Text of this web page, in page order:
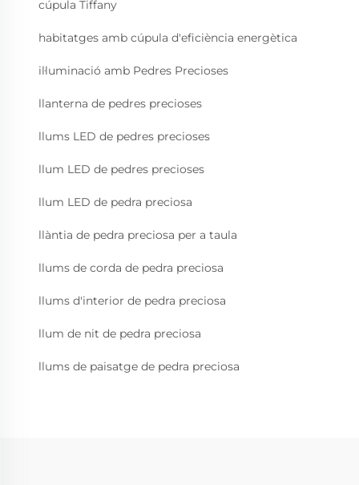
cúpula Tiffany
habitatges amb cúpula d'eficiència energètica
il·luminació amb Pedres Precioses
llanterna de pedres precioses
llums LED de pedres precioses
llum LED de pedres precioses
llum LED de pedra preciosa
llàntia de pedra preciosa per a taula
llums de corda de pedra preciosa
llums d'interior de pedra preciosa
llum de nit de pedra preciosa
llums de paisatge de pedra preciosa